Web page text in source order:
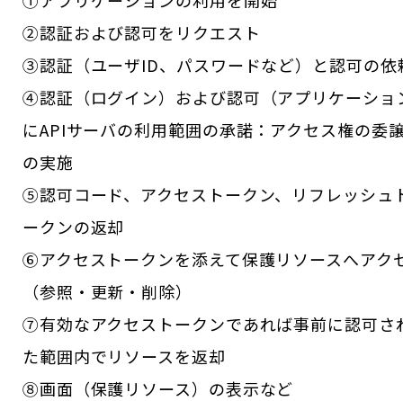
②認証および認可をリクエスト
③認証（ユーザID、パスワードなど）と認可の依
④認証（ログイン）および認可（アプリケーショ
にAPIサーバの利用範囲の承諾：アクセス権の委
の実施
⑤認可コード、アクセストークン、リフレッシュ
ークンの返却
⑥アクセストークンを添えて保護リソースへアク
（参照・更新・削除）
⑦有効なアクセストークンであれば事前に認可さ
た範囲内でリソースを返却
⑧画面（保護リソース）の表示など